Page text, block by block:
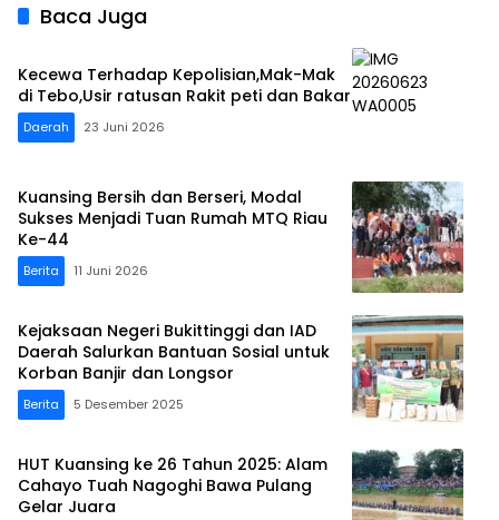
Baca Juga
Kecewa Terhadap Kepolisian,Mak-Mak
di Tebo,Usir ratusan Rakit peti dan Bakar
Daerah 23 Juni 2026
Kuansing Bersih dan Berseri, Modal
Sukses Menjadi Tuan Rumah MTQ Riau
Ke-44
Berita 11 Juni 2026
Kejaksaan Negeri Bukittinggi dan IAD
Daerah Salurkan Bantuan Sosial untuk
Korban Banjir dan Longsor
Berita 5 Desember 2025
HUT Kuansing ke 26 Tahun 2025: Alam
Cahayo Tuah Nagoghi Bawa Pulang
Gelar Juara